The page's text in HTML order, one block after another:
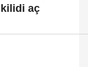
kilidi aç